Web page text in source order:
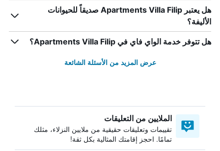
هل يعتبر Apartments Villa Filip صديقاً للحيوانات
الأليفة؟
هل تتوفر خدمة الواي فاي في Apartments Villa Filip؟
عرض المزيد من الأسئلة الشائعة
الملايين من التعليقات
تقييمات وتعليقات حقيقية من ملايين النزلاء، مثلك
تمامًا. احجز إقامتك المثالية بكل ثقة!